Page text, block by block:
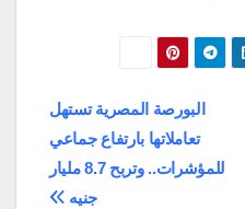
البورصة المصرية تستهل
تعاملاتها بارتفاع جماعي
للمؤشرات.. وتربح 8.7 مليار
جنيه